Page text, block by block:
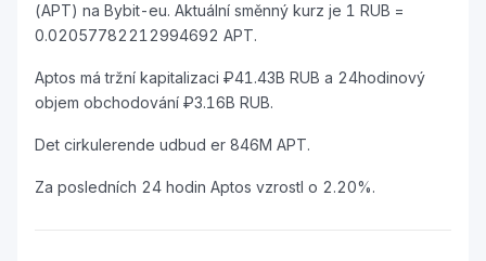
(APT) na Bybit-eu. Aktuální směnný kurz je 1 RUB =
0.02057782212994692 APT.
Aptos má tržní kapitalizaci ₽41.43B RUB a 24hodinový
objem obchodování ₽3.16B RUB.
Det cirkulerende udbud er 846M APT.
Za posledních 24 hodin Aptos vzrostl o 2.20%.